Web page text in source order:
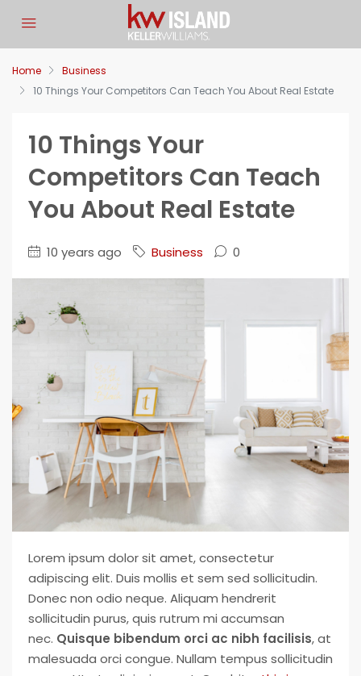
Home
Business
10 Things Your Competitors Can Teach You About Real Estate
10 Things Your
Competitors Can Teach
You About Real Estate
10 years ago Business 0
Lorem ipsum dolor sit amet, consectetur
adipiscing elit. Duis mollis et sem sed sollicitudin.
Donec non odio neque. Aliquam hendrerit
sollicitudin purus, quis rutrum mi accumsan
nec. Quisque bibendum orci ac nibh facilisis, at
malesuada orci congue. Nullam tempus sollicitudin
Let Us Know If You Have
Any Questions
Fill in the information so we can get back to you about
Full Name
Email
Your Budget
Your Goal
Search My Home